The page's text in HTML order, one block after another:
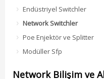
Endüstriyel Switchler
Network Switchler
Poe Enjektör ve Splitter
Modüller Sfp
Network Bilişim ve